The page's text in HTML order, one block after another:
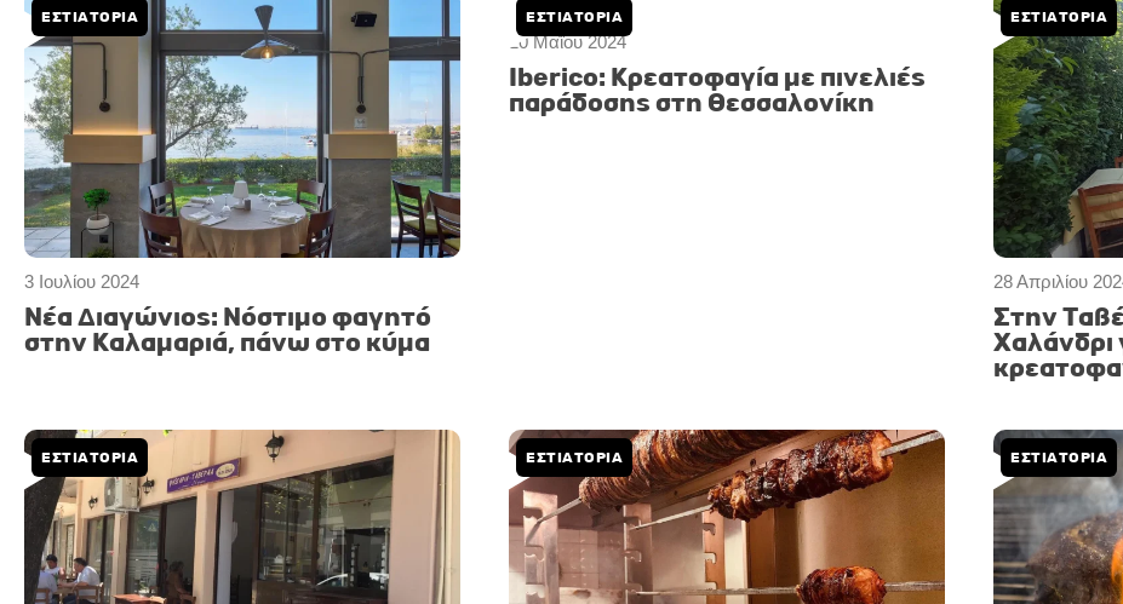
3 Ιουλίου 2024
ΕΣΤΙΑΤΟΡΙΑ
Νέα Διαγώνιος: Νόστιμο φαγητό
στην Καλαμαριά, πάνω στο κύμα
ΕΣΤΙΑΤΌΡΙΑ
28 Απριλίου
ΕΣΤΙΑΤΌΡΙΑ
Στην
Χαλάνδρι
ΕΣΤΙΑΤΌΡΙΑ ΕΣΤΙΑΤΌΡΙΑ ΕΣΤΙΑΤΌΡΙΑ